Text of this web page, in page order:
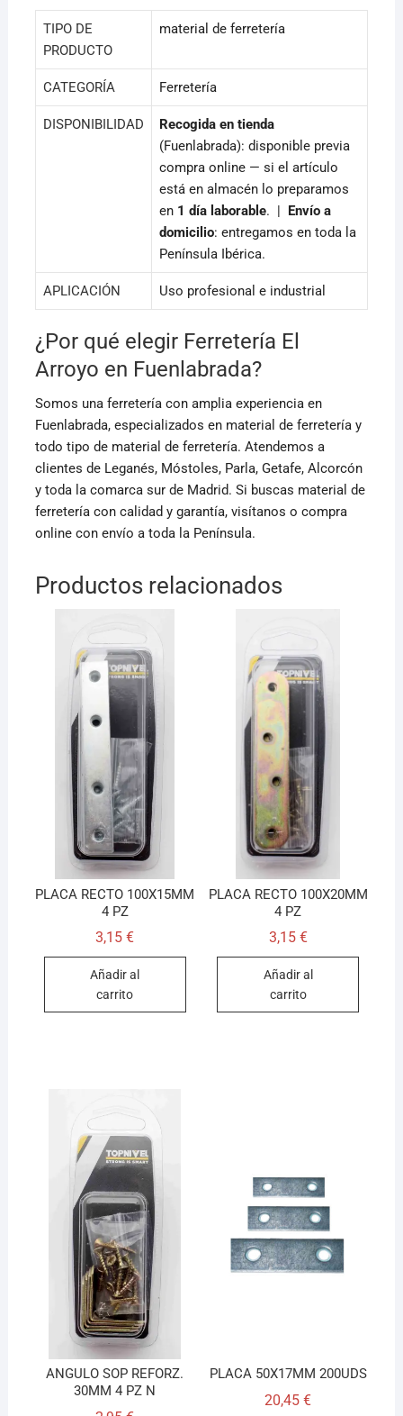
TIPO DE
PRODUCTO
material de ferretería
CATEGORÍA Ferretería
DISPONIBILIDAD
Recogida en tienda
(Fuenlabrada): disponible previa
compra online — si el artículo
está en almacén lo preparamos
en 1 día laborable. |
Envío a
domicilio: entregamos en toda la
Península Ibérica.
APLICACIÓN Uso profesional e industrial
¿Por qué elegir Ferretería El
Arroyo en Fuenlabrada?
Somos una ferretería con amplia experiencia en
Fuenlabrada, especializados en material de ferretería y
todo tipo de material de ferretería. Atendemos a
clientes de Leganés, Móstoles, Parla, Getafe, Alcorcón
y toda la comarca sur de Madrid. Si buscas material de
ferretería con calidad y garantía, visítanos o compra
online con envío a toda la Península.
Productos relacionados
PLACA RECTO 100X15MM
4 PZ
3,15€
Añadir al
carrito
PLACA RECTO 100X20MM
4 PZ
3,15 €
Añadir al
carrito
ANGULO SOP REFORZ.
30MM 4 PZ N
PLACA 50X17MM 200UDS
20,45€